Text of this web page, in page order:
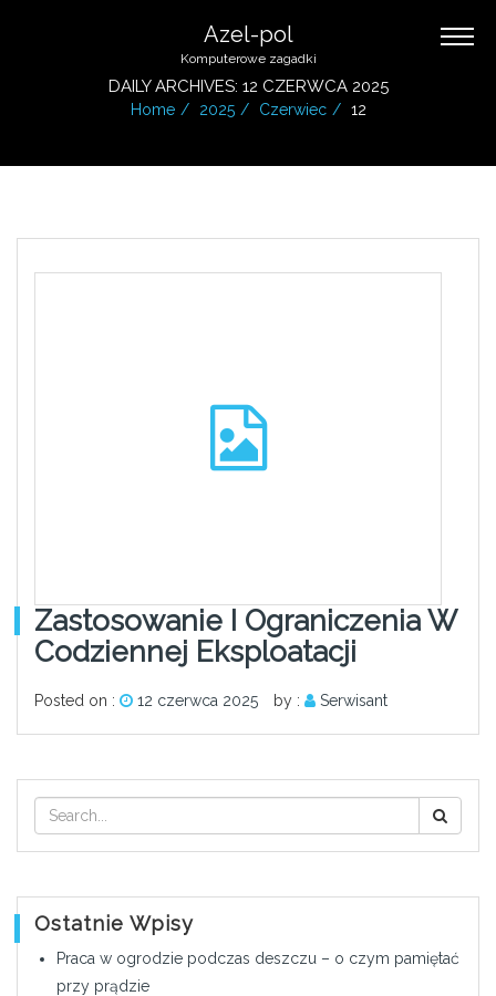
Azel-pol
Komputerowe zagadki
DAILY ARCHIVES: 12 CZERWCA 2025
Home 2025 Czerwiec 12
Zastosowanie I Ograniczenia W
Codziennej Eksploatacji
Posted on : 12 czerwca 2025 by : Serwisant
Ostatnie Wpisy
Praca w ogrodzie podczas deszczu – o czym pamiętać
przy prądzie